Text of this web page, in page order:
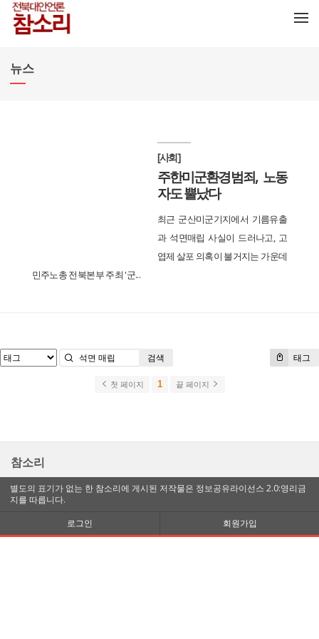
뉴스
[사회]
주한미군환경범죄, 노동
자도 뿔났다
최근 군산미군기지에서 기름유출
과 석면매립 사실이 드러나고, 고
엽제 살포 의혹이 불거지는 가운데
민주노총 전북본부 주최 '군...
태그
검색
첫 페이지 1 끝 페이지
참소리
별도의 표기가 없는 한 참소리에 게시된 저작물은 정보공유라이선스 2.0:영리금
지를 따릅니다.
로그인
회원가입